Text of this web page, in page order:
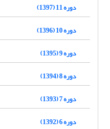
دوره 11 (1397)
دوره 10 (1396)
دوره 9 (1395)
دوره 8 (1394)
دوره 7 (1393)
دوره 6 (1392)